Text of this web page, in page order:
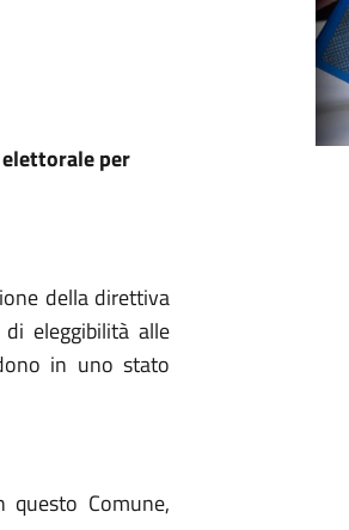
per
della direttiva
eleggibilità alle
in uno stato
Comune,